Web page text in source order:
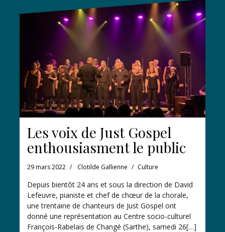
Les voix de Just Gospel
enthousiasment le public
29 mars 2022 Clotilde Gallienne Culture
Depuis bientôt 24 ans et sous la direction de David
Lefeuvre, pianiste et chef de chœur de la chorale,
une trentaine de chanteurs de Just Gospel ont
donné une représentation au Centre socio-culturel
François-Rabelais de Changé (Sarthe), samedi 26[…]